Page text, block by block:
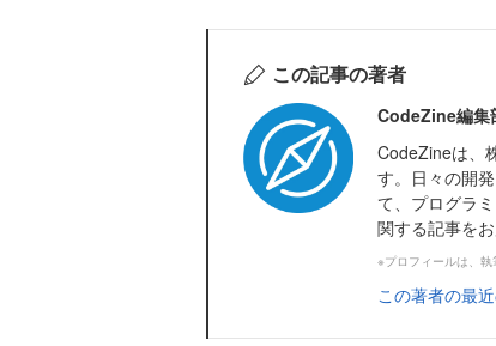
この記事の著者
CodeZine編集
CodeZineは、
す。日々の開
て、プログラ
関する記事を
※プロフィールは、
この著者の最